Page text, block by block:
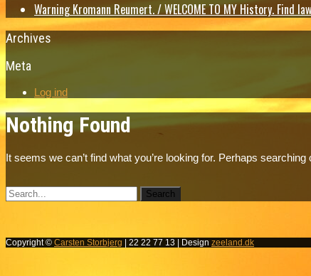
Warning Kromann Reumert. / WELCOME TO MY History.
Archives
Meta
Log ind
Nothing Found
It seems we can’t find what you’re looking for. Perhaps searching
Copyright © Carsten Storbjerg | 22 22 77 13 | Design zeeland.dk